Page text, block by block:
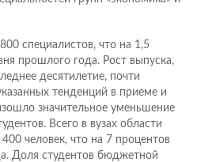
специалистов, что на 1,5
прошлого года. Рост выпуска,
десятилетие, почти
тенденций в приеме и
значительное уменьшение
Всего в вузах области
человек, что на 7 процентов
Доля студентов бюджетной